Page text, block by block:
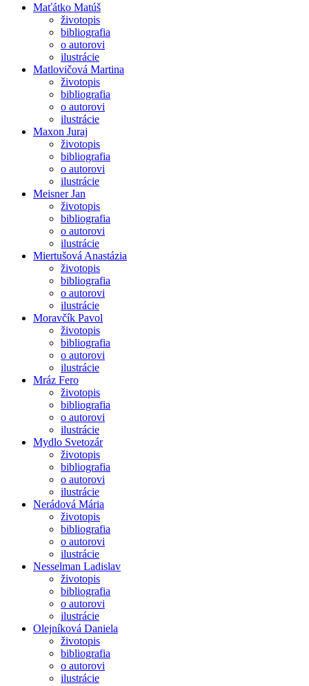
Maťátko Matúš
životopis
bibliografia
o autorovi
ilustrácie
Matlovičová Martina
životopis
bibliografia
o autorovi
ilustrácie
Maxon Juraj
životopis
bibliografia
o autorovi
ilustrácie
Meisner Jan
životopis
bibliografia
o autorovi
ilustrácie
Miertušová Anastázia
životopis
bibliografia
o autorovi
ilustrácie
Moravčík Pavol
životopis
bibliografia
o autorovi
ilustrácie
Mráz Fero
životopis
bibliografia
o autorovi
ilustrácie
Mydlo Svetozár
životopis
bibliografia
o autorovi
ilustrácie
Nerádová Mária
životopis
bibliografia
o autorovi
ilustrácie
Nesselman Ladislav
životopis
bibliografia
o autorovi
ilustrácie
Olejníková Daniela
životopis
bibliografia
o autorovi
ilustrácie